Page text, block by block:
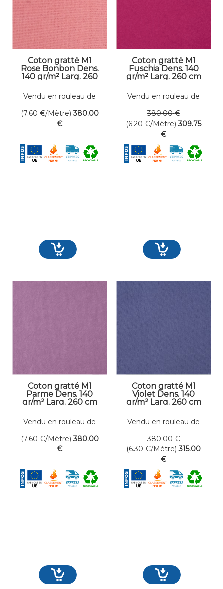
Coton gratté M1
Rose Bonbon Dens.
140 gr/m² Larg. 260
Vendu en rouleau de
(7.60 €/Mètre) 380.00
€
Coton gratté M1
Fuschia Dens. 140
gr/m² Larg. 260 cm
Vendu en rouleau de
380.00 €
(6.20 €/Mètre) 309.75
€
Coton gratté M1
Parme Dens. 140
gr/m² Larg. 260 cm
Vendu en rouleau de
(7.60 €/Mètre) 380.00
€
Coton gratté M1
Violet Dens. 140
gr/m² Larg. 260 cm
Vendu en rouleau de
380.00 €
(6.30 €/Mètre) 315.00
€